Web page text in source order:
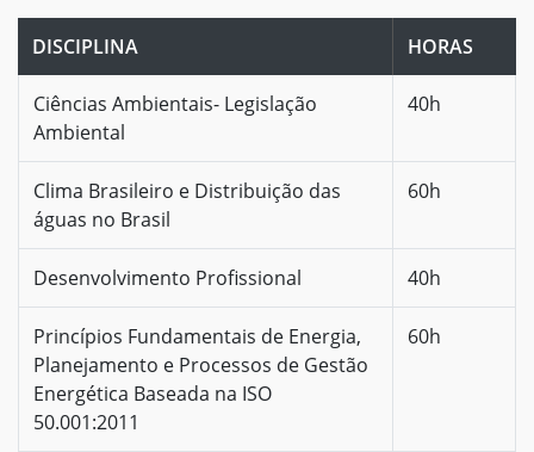
DISCIPLINA HORAS
Ciências Ambientais- Legislação
Ambiental
40h
Clima Brasileiro e Distribuição das
águas no Brasil
60h
Desenvolvimento Profissional 40h
Princípios Fundamentais de Energia,
Planejamento e Processos de Gestão
Energética Baseada na ISO
50.001:2011
60h